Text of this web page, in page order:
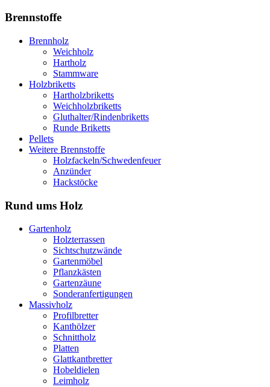
Brennstoffe
Brennholz
Weichholz
Hartholz
Stammware
Holzbriketts
Hartholzbriketts
Weichholzbriketts
Gluthalter/Rindenbriketts
Runde Briketts
Pellets
Weitere Brennstoffe
Holzfackeln/Schwedenfeuer
Anzünder
Hackstöcke
Rund ums Holz
Gartenholz
Holzterrassen
Sichtschutzwände
Gartenmöbel
Pflanzkästen
Gartenzäune
Sonderanfertigungen
Massivholz
Profilbretter
Kanthölzer
Schnittholz
Platten
Glattkantbretter
Hobeldielen
Leimholz